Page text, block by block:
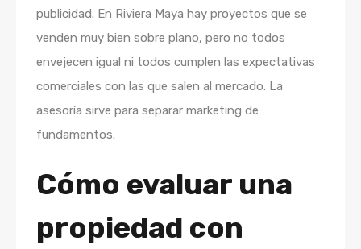
publicidad. En Riviera Maya hay proyectos que se
venden muy bien sobre plano, pero no todos
envejecen igual ni todos cumplen las expectativas
comerciales con las que salen al mercado. La
asesoría sirve para separar marketing de
fundamentos.
Cómo evaluar una
propiedad con